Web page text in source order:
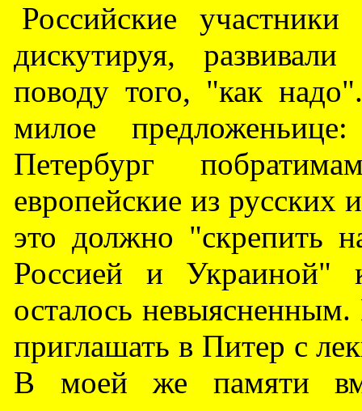
Российские
дискутируя,
поводу того, "как
милое
Петербург
европейские из
это должно "скрепить
Россией и Украиной"
осталось
приглашать в Питер с
В моей же памяти